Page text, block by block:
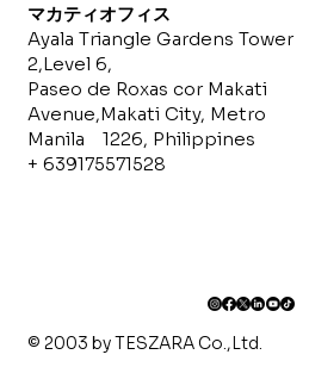
マカティオフィス
Ayala Triangle Gardens Tower
2,Level 6,
Paseo de Roxas cor Makati
Avenue,Makati City, Metro
Manila 1226, Philippines
+ 639175571528
© 2003 by TESZARA Co.,Ltd.